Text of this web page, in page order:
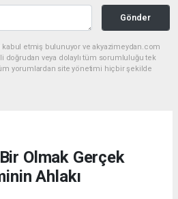
Gönder
kabul etmiş bulunuyor ve akyazimeydan.com
doğrudan veya dolaylı tüm sorumluluğu tek
yorumlardan site yönetimi hiçbir şekilde
Olmak Gerçek
Ahlakı